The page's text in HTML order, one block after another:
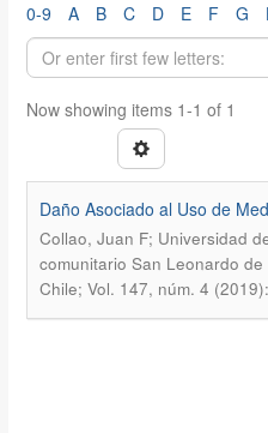
0-9 A B C D E F G
Now showing items 1-1 of 1
Daño Asociado al Uso de
Collao, Juan F; Universidad
comunitario San Leonardo
Chile; Vol. 147, núm. 4